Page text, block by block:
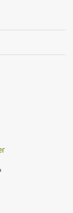
per provocare
sane, potrebbe